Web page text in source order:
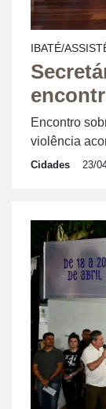
IBATÉ/
Encontro
violência
Cidades 23/